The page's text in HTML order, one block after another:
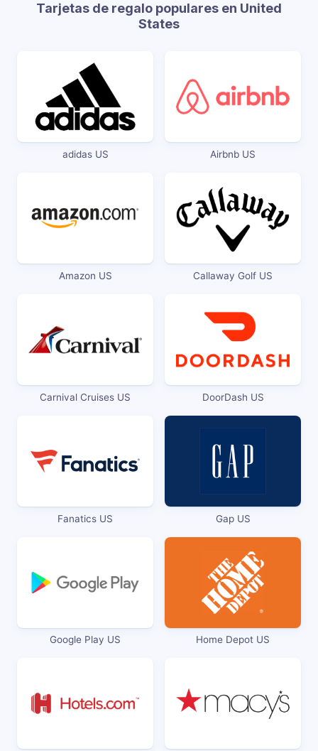
Tarjetas de regalo populares en United
States
adidas US Airbnb US
Amazon US Callaway Golf US
Carnival Cruises US DoorDash US
Fanatics US Gap US
Google Play US Home Depot US